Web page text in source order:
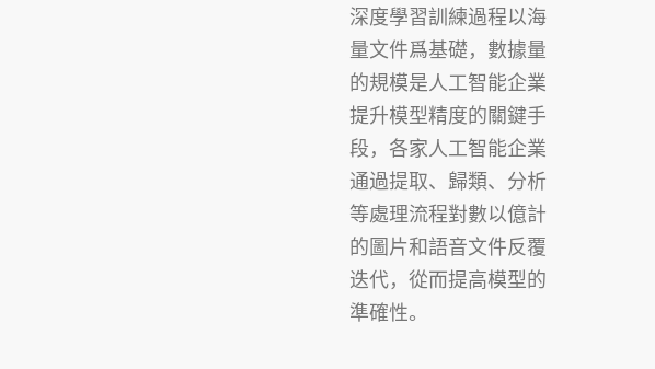
深度學習訓練過程以海
量文件爲基礎，數據量
的規模是人工智能企業
提升模型精度的關鍵手
段，各家人工智能企業
通過提取、歸類、分析
等處理流程對數以億計
的圖片和語音文件反覆
迭代，從而提高模型的
準確性。